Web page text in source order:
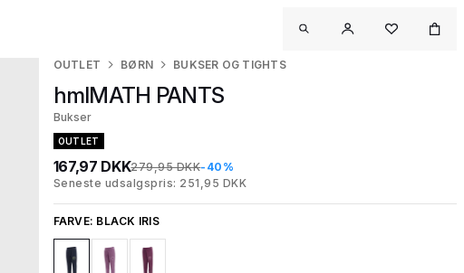
OUTLET BØRN BUKSER OG TIGHTS
hmlMATH PANTS
Bukser
OUTLET
167,97 DKK279,95 DKK-40%
Seneste udsalgspris: 251,95 DKK
FARVE: BLACK IRIS